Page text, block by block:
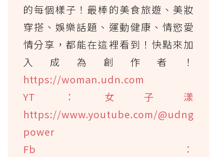
的每個樣子！最棒的美食旅遊、美妝
穿搭、娛樂話題、運動健康、情慾愛
情分享，都能在這裡看到！快點來加
入成為創作者！
https://woman.udn.com
YT：女子漾
https://www.youtube.com/@udng
power
Fb：